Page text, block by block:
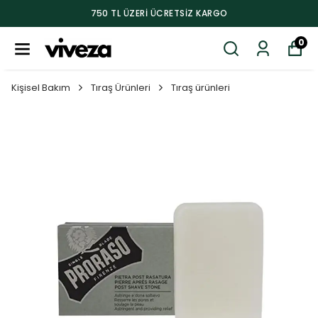
750 TL ÜZERI ÜCRETSIZ KARGO
0
Kişisel Bakım Tıraş Ürünleri Tıraş ürünleri